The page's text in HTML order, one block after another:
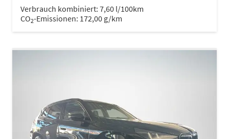
Verbrauch kombiniert: 7,60 l/100km
CO2-Emissionen: 172,00 g/km